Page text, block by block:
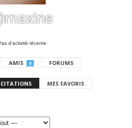
d’activité récente
AMIS 0 FORUMS
CITATIONS MES FAVORIS